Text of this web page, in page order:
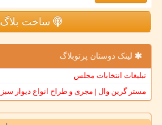
ساخت بلاگ
لینک دوستان پرتوبلاگ
تبلیغات انتخابات مجلس
مستر گرین وال | مجری و طراح انواع دیوار سبز